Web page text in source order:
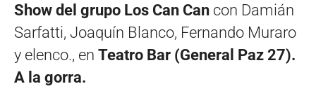
Show del grupo Los Can Can con Damián
Sarfatti, Joaquín Blanco, Fernando Muraro
y elenco., en Teatro Bar (General Paz 27).
A la gorra.